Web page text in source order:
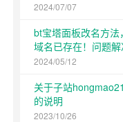
2024/07/07
bt宝塔面板改名方
域名已存在！问题
2024/05/12
关于子站
的说明
2023/10/26